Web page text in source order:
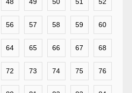
56 57 58 59 60
64 65 66 67 68
72 73 74 75 76